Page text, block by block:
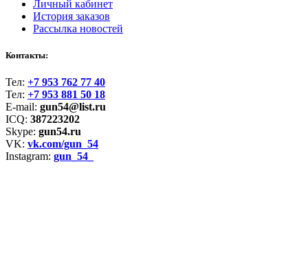
Личный кабинет
История заказов
Рассылка новостей
Контакты:
Тел: +7 953 762 77 40
Тел: +7 953 881 50 18
E-mail: gun54@list.ru
ICQ: 387223202
Skype: gun54.ru
VK: vk.com/gun_54
Instagram: gun_54_